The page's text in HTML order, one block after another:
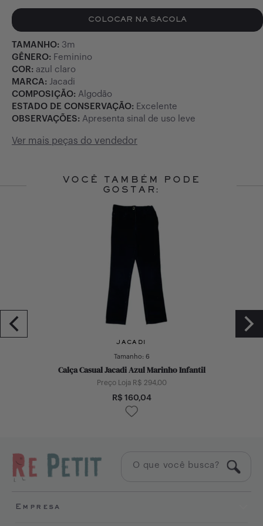
COLOCAR NA SACOLA
TAMANHO: 3m
GÊNERO: Feminino
COR: azul claro
MARCA: Jacadi
COMPOSIÇÃO: Algodão
ESTADO DE CONSERVAÇÃO: Excelente
OBSERVAÇÕES: Apresenta sinal de uso leve
Ver mais peças do vendedor
VOCÊ TAMBÉM PODE
GOSTAR:
JACADI
Tamanho: 6
Calça Casual Jacadi Azul Marinho Infantil
Preço Loja R$ 294,00
R$ 160,04
Empresa